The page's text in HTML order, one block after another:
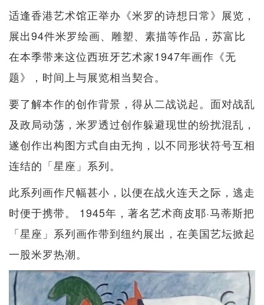
适逢香港艺术馆正举办《米罗的诗想日常》展览，
展出94件米罗绘画、雕塑、素描等作品，苏富比
在本季带来这位西班牙艺术家1947年画作《无
题》，时间上与展览相当契合。
要了解本作的创作背景，得从二战说起。面对战乱
及政局动荡，米罗透过创作躲避现世的纷扰混乱，
遂创作出构图方式自由无拘，以不同形状符号互相
连结的「星座」系列。
此系列画作尺幅甚小，以便在战火连天之际，逃走
时便于携带。 1945年，著名艺术商皮耶·马蒂斯把
「星座」系列画作带到纽约展出，在美国艺坛掀起
一股米罗热潮。